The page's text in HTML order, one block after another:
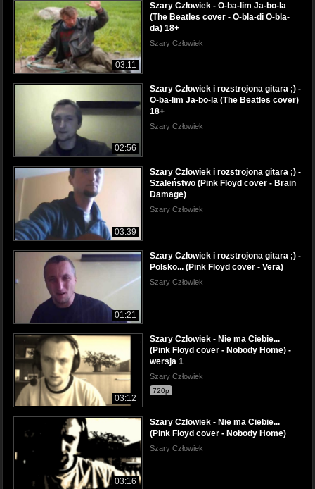
03:11
Szary Człowiek - O-ba-lim Ja-bo-la
(The Beatles cover - O-bla-di O-bla-
da) 18+
Szary Człowiek
02:56
Szary Człowiek i rozstrojona gitara ;) -
O-ba-lim Ja-bo-la (The Beatles cover)
18+
Szary Człowiek
03:39
Szary Człowiek i rozstrojona gitara ;) -
Szaleństwo (Pink Floyd cover - Brain
Damage)
Szary Człowiek
01:21
Szary Człowiek i rozstrojona gitara ;) -
Polsko... (Pink Floyd cover - Vera)
Szary Człowiek
03:12
Szary Człowiek - Nie ma Ciebie...
(Pink Floyd cover - Nobody Home) -
wersja 1
Szary Człowiek
720p
03:16
Szary Człowiek - Nie ma Ciebie...
(Pink Floyd cover - Nobody Home)
Szary Człowiek